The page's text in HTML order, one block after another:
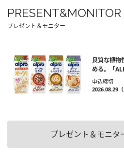
PRESENT&MONITOR
プレゼント＆モニター
良質な植物
める。「
申込締切
2026.08.29
プレゼント＆モニタ